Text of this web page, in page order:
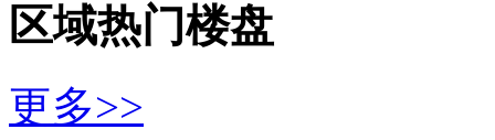
区域热门楼盘
更多>>